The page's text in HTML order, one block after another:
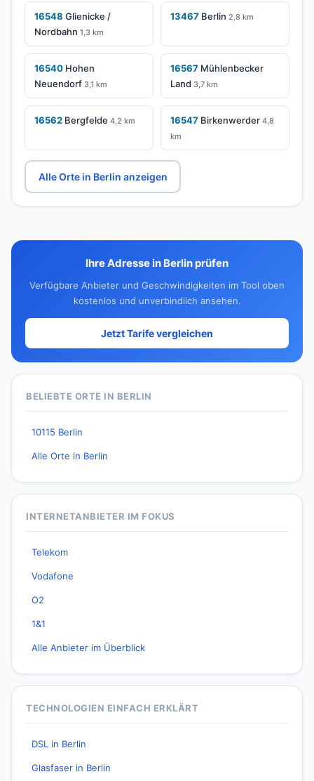
16548 Glienicke /
Nordbahn 1,3 km
13467 Berlin 2,8 km
16540 Hohen
Neuendorf 3,1 km
16567 Mühlenbecker
Land 3,7 km
16562 Bergfelde 4,2 km 16547 Birkenwerder 4,8
km
Alle Orte in Berlin anzeigen
Ihre Adresse in Berlin prüfen
Verfügbare Anbieter und Geschwindigkeiten im Tool oben
kostenlos und unverbindlich ansehen.
Jetzt Tarife vergleichen
BELIEBTE ORTE IN BERLIN
10115 Berlin
Alle Orte in Berlin
INTERNETANBIETER IM FOKUS
Telekom
Vodafone
O2
1&1
Alle Anbieter im Überblick
TECHNOLOGIEN EINFACH ERKLÄRT
DSL in Berlin
Glasfaser in Berlin